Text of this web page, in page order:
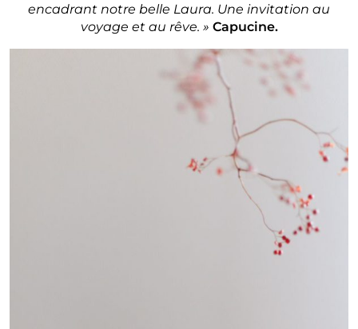
encadrant notre belle Laura. Une invitation au
voyage et au rêve. » Capucine.